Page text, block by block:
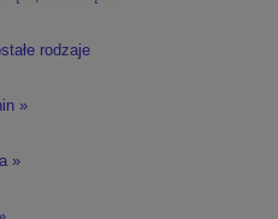
rodzaje
»
»